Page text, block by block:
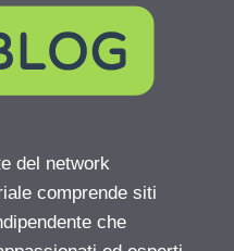
del network
comprende siti
che